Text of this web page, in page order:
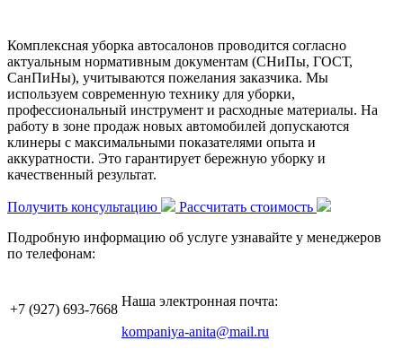
Комплексная уборка автосалонов проводится согласно
актуальным нормативным документам (СНиПы, ГОСТ,
СанПиНы), учитываются пожелания заказчика. Мы
используем современную технику для уборки,
профессиональный инструмент и расходные материалы. На
работу в зоне продаж новых автомобилей допускаются
клинеры с максимальными показателями опыта и
аккуратности. Это гарантирует бережную уборку и
качественный результат.
Получить консультацию
Рассчитать стоимость
Подробную информацию об услуге узнавайте у менеджеров
по телефонам:
+7 (927) 693-7668
Наша электронная почта:
kompaniya-anita@mail.ru